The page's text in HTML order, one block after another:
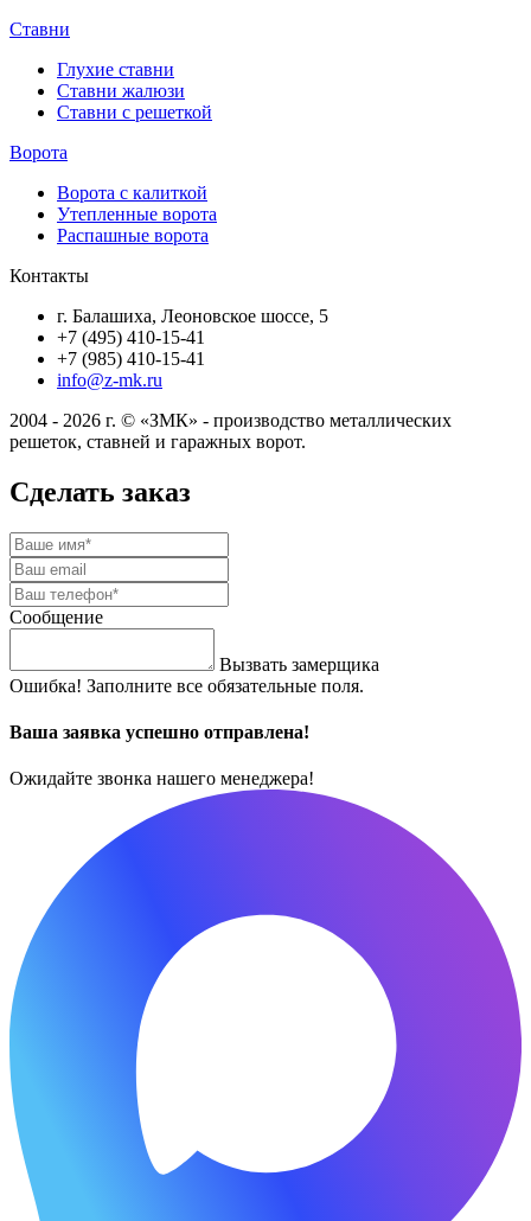
Ставни
Глухие ставни
Ставни жалюзи
Ставни с решеткой
Ворота
Ворота с калиткой
Утепленные ворота
Распашные ворота
Контакты
г. Балашиха, Леоновское шоссе, 5
+7 (495) 410-15-41
+7 (985) 410-15-41
info@z-mk.ru
2004 - 2026 г. © «ЗМК» - производство металлических
решеток, ставней и гаражных ворот.
Сделать заказ
Сообщение
Вызвать замерщика
Ошибка! Заполните все обязательные поля.
Ваша заявка успешно отправлена!
Ожидайте звонка нашего менеджера!